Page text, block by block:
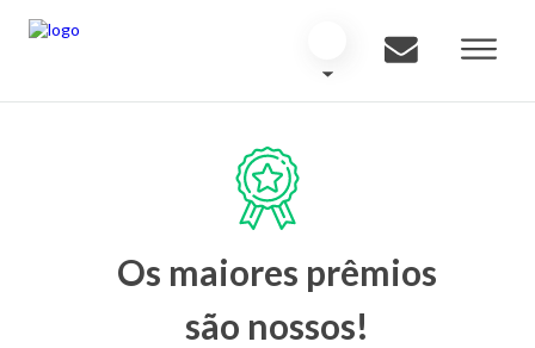
Os maiores prêmios
são nossos!